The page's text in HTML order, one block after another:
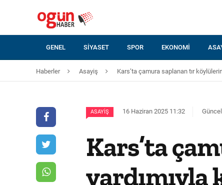
GENEL SIYASET SPOR EKONOMI
Haberler Asayiş Kars’ta çamura saplanan tır köylülerin
ASAYIŞ 16 Haziran 2025 11:32
Kars’ta
yardımıyla